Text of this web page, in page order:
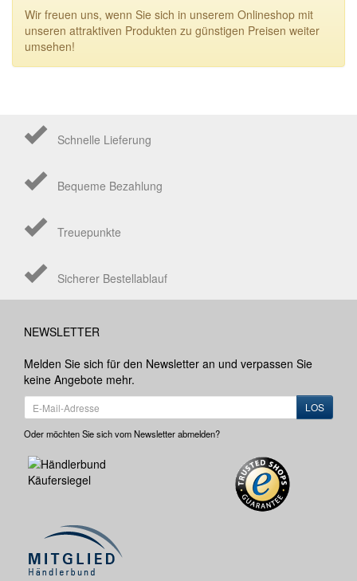
Wir freuen uns, wenn Sie sich in unserem Onlineshop mit
unseren attraktiven Produkten zu günstigen Preisen weiter
umsehen!
Schnelle Lieferung
Bequeme Bezahlung
Treuepunkte
Sicherer Bestellablauf
NEWSLETTER
Melden Sie sich für den Newsletter an und verpassen Sie
keine Angebote mehr.
LOS
Oder möchten Sie sich vom Newsletter abmelden?